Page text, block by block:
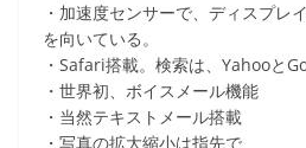
・加速度センサーで、ディスプレ
を向いている。
・Safari搭載。検索は、Yahooと
・世界初、ボイスメール機能
・当然テキストメール搭載
・写真の拡大縮小は指先で